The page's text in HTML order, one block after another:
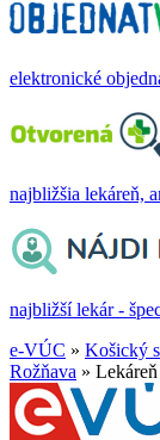
elektronické
najbližšia lekáreň,
najbližší lekár -
e-VÚC » Košický
Rožňava »